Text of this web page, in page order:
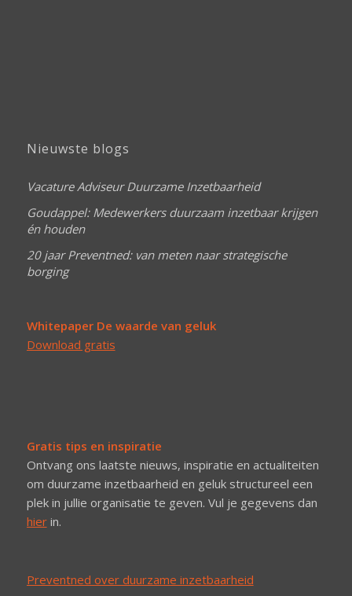
Nieuwste blogs
Vacature Adviseur Duurzame Inzetbaarheid
Goudappel: Medewerkers duurzaam inzetbaar krijgen
én houden
20 jaar Preventned: van meten naar strategische
borging
Whitepaper De waarde van geluk
Download gratis
Gratis tips en inspiratie
Ontvang ons laatste nieuws, inspiratie en actualiteiten
om duurzame inzetbaarheid en geluk structureel een
plek in jullie organisatie te geven. Vul je gegevens dan
hierin.
Preventned over duurzame inzetbaarheid